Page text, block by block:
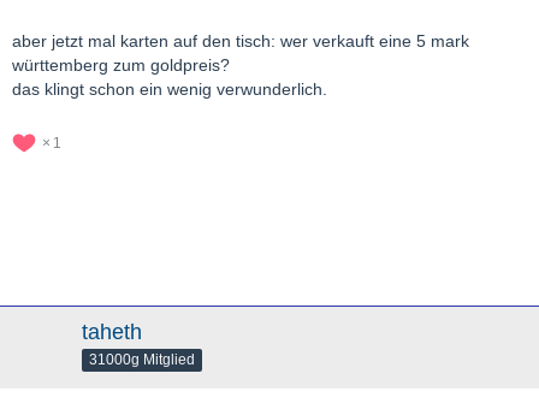
aber jetzt mal karten auf den tisch: wer verkauft eine 5 mark
württemberg zum goldpreis?
das klingt schon ein wenig verwunderlich.
1
taheth
31000g Mitglied